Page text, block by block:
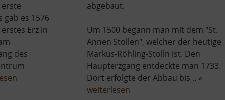
erste
gab es 1576
Erz in
des
abgebaut.
Um 1500 begann man mit dem "St.
Annen Stollen", welcher der heutige
Markus-Röhling-Stolln ist. Den
Haupterzgang entdeckte man 1733.
Dort erfolgte der Abbau bis .. »
weiterlesen